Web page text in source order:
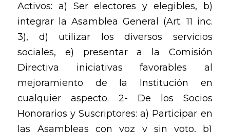
Activos: a) Ser electores y elegibles, b)
integrar la Asamblea General (Art. 11 inc.
3), d) utilizar los diversos servicios
sociales, e) presentar a la Comisión
Directiva iniciativas favorables al
mejoramiento de la Institución en
cualquier aspecto. 2- De los Socios
Honorarios y Suscriptores: a) Participar en
las Asambleas con voz y sin voto, b)